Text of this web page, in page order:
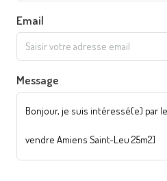
Email
Message